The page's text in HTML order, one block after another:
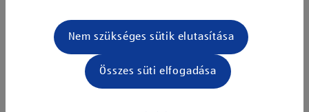
Improving processes (documentation, automation)
Providing input for international IT projects
The knowledge I own:
Solid knowledge of Windows Server systems
Nem szükséges sütik elutasítása
Összes süti elfogadása